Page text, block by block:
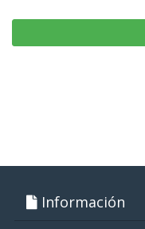
Información